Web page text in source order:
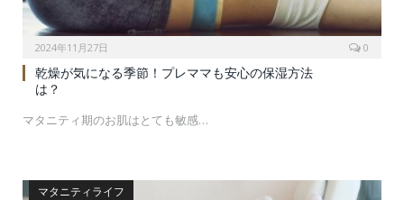
2024年11月27日 0
乾燥が気になる季節！プレママも安心の保湿方法
は？
マタニティ期のお肌はとても敏感…
マタニティライフ